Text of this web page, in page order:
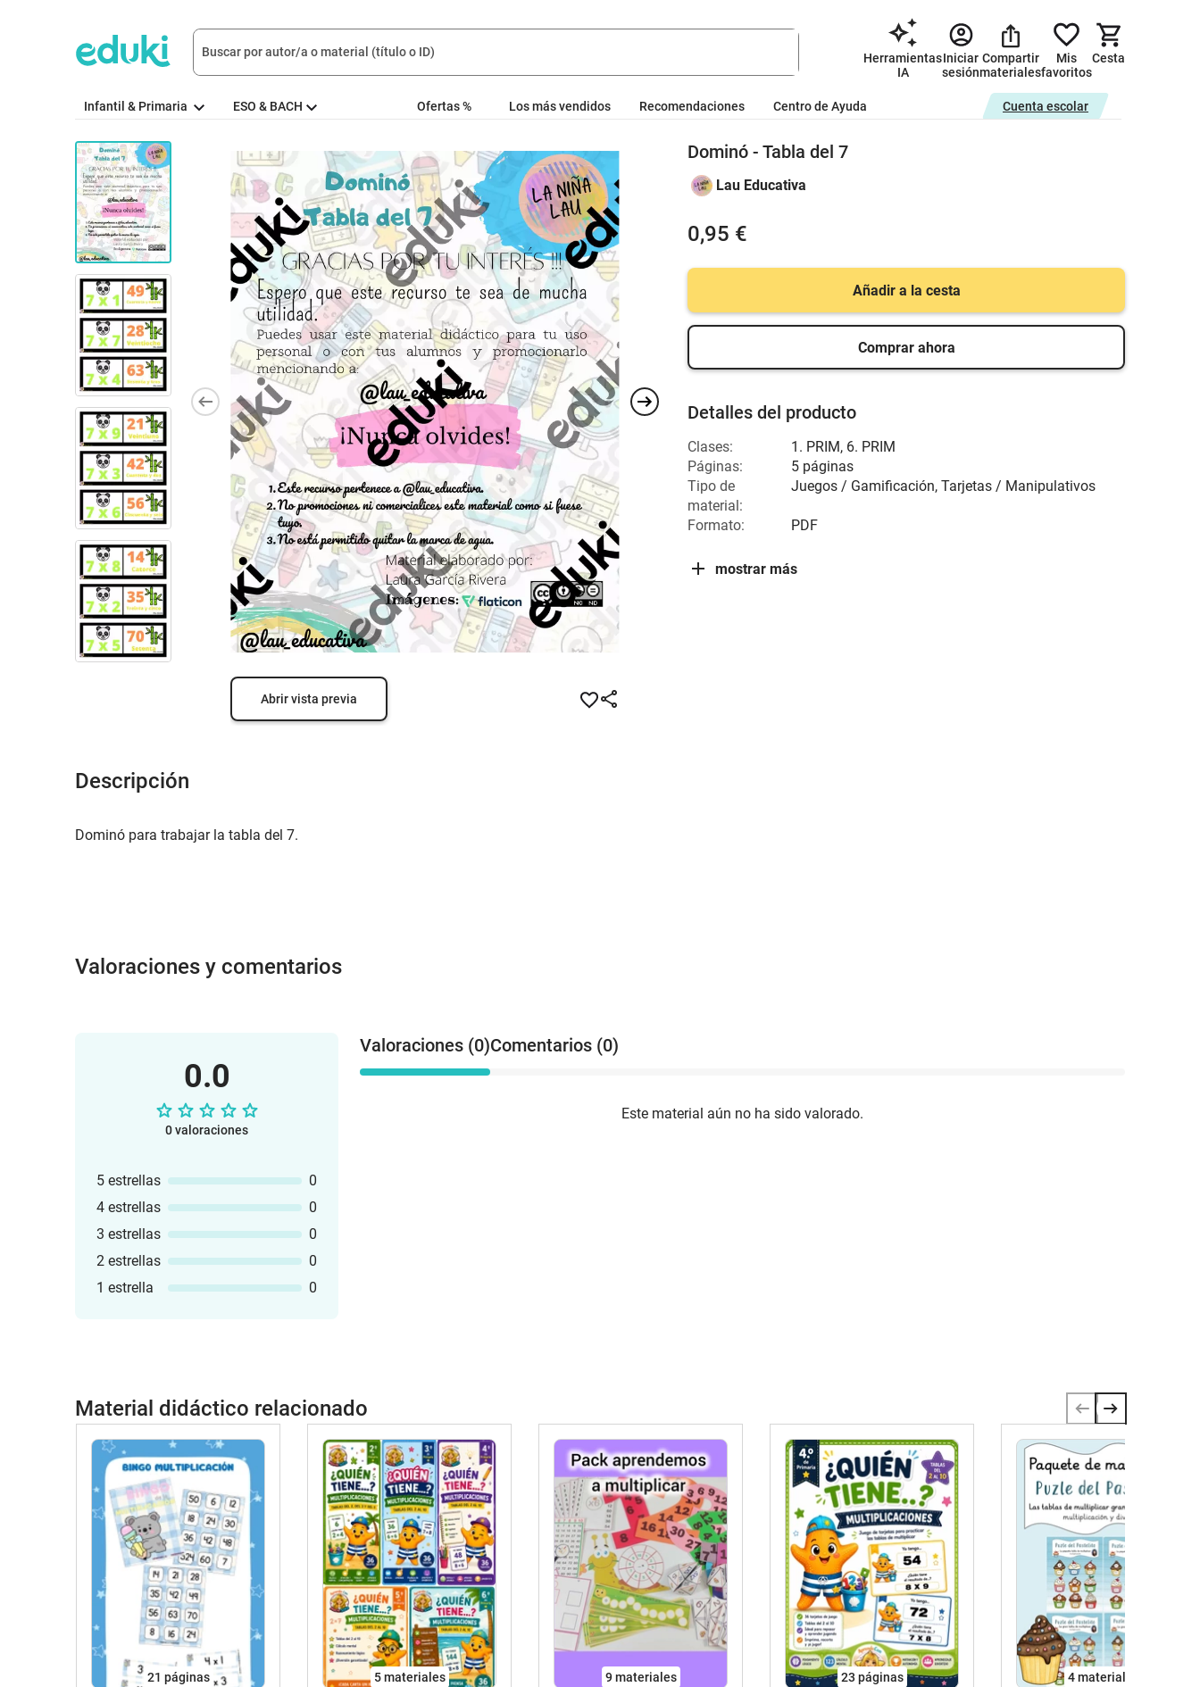
Herramientas
IA
Iniciar
sesión
Compartir
materiales
Mis
favoritos
Cesta
Infantil & Primaria ESO & BACH Ofertas % Los más vendidos Recomendaciones Centro de Ayuda Cuenta escolar
Abrir vista previa
Descripción
Dominó para trabajar la tabla del 7.
Dominó - Tabla del 7
Lau Educativa
0,95 €
Añadir a la cesta
Comprar ahora
Detalles del producto
Clases:
1. PRIM, 6. PRIM
Páginas:
5 páginas
Tipo de
material:
Juegos / Gamificación, Tarjetas / Manipulativos
Formato: PDF
mostrar más
Valoraciones y comentarios
0.0
0 valoraciones
5 estrellas
0
4 estrellas
0
3 estrellas
0
2 estrellas
0
1 estrella
0
Valoraciones (0)Comentarios (0)
Este material aún no ha sido valorado.
Material didáctico relacionado
21 páginas 5 materiales 9 materiales 23 páginas 4 materiales